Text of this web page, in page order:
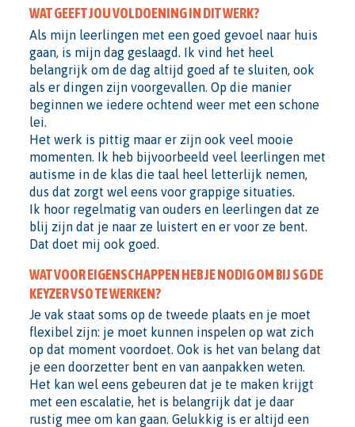
WAT GEEFT JOU VOLDOENING IN DIT WERK?
Als mijn leerlingen met een goed gevoel naar huis
gaan, is mijn dag geslaagd. Ik vind het heel
belangrijk om de dag altijd goed af te sluiten, ook
als er dingen zijn voorgevallen. Op die manier
beginnen we iedere ochtend weer met een schone
lei.
Het werk is pittig maar er zijn ook veel mooie
momenten. Ik heb bijvoorbeeld veel leerlingen met
autisme in de klas die taal heel letterlijk nemen,
dus dat zorgt wel eens voor grappige situaties.
Ik hoor regelmatig van ouders en leerlingen dat ze
blij zijn dat je naar ze luistert en er voor ze bent.
Dat doet mij ook goed.
WAT VOOR EIGENSCHAPPEN HEB JE NODIG OM BIJ SG DE
KEYZER VSO TE WERKEN?
Je vak staat soms op de tweede plaats en je moet
flexibel zijn: je moet kunnen inspelen op wat zich
op dat moment voordoet. Ook is het van belang dat
je een doorzetter bent en van aanpakken weten.
Het kan wel eens gebeuren dat je te maken krijgt
met een escalatie, het is belangrijk dat je daar
rustig mee om kan gaan. Gelukkig is er altijd een